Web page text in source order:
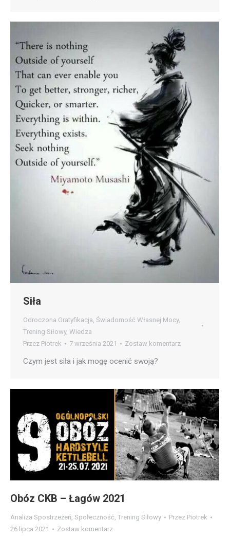
Siła
Odroczona Gratyfikacja, Świadomość Własnej Mocy,
Trening Siłowy, Wiedza
Przez Piotrek 7 września 2021 Zostaw komentarz
Czym jest siła i jak mogę ocenić swoją?
Obóz CKB – Łagów 2021
Analiza Spostrzeżeń, Społeczność, Trening Siłowy Przez Piotrek
26 lipca 2021
Zostaw komentarz